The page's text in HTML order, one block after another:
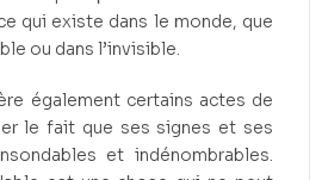
qui existe dans le monde, que
ou dans l’invisible.
également certains actes de
le fait que ses signes et ses
et indénombrables.